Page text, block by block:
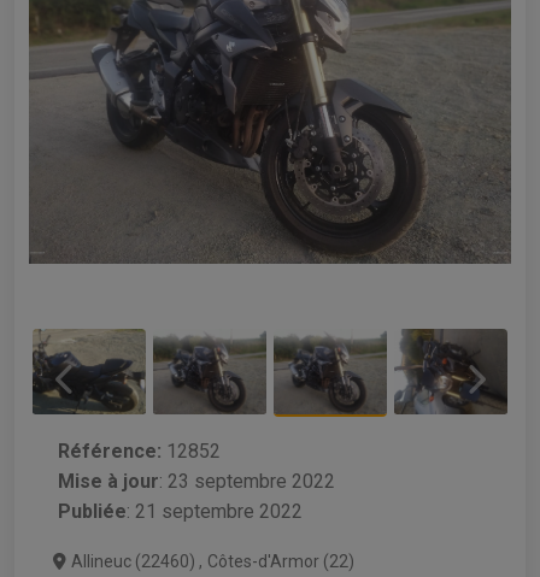
Référence: 12852
Mise à jour: 23 septembre 2022
Publiée: 21 septembre 2022
Allineuc (22460) , Côtes-d'Armor (22)